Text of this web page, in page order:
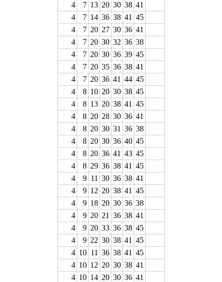
4
7 13 20 30 38 41
4
7 14 36 38 41 45
4
7 20 27 30 36 41
4
7 20 30 32 36 38
4
7 20 30 36 39 45
4
7 20 35 36 38 41
4
7 20 36 41 44 45
4
8 10 20 30 38 45
4
8 13 20 38 41 45
4
8 20 28 30 36 41
4
8 20 30 31 36 38
4
8 20 30 36 40 45
4
8 20 36 41 43 45
4
8 29 36 38 41 45
4
9 11 30 36 38 41
4
9 12 20 38 41 45
4
9 18 20 30 36 38
4
9 20 21 36 38 41
4
9 20 33 36 38 45
4
9 22 30 38 41 45
4 10 11 36 38 41 45
4 10 12 20 30 38 41
4 10 14 20 30 36 41